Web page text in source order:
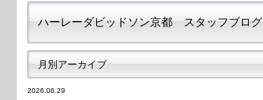
ハーレーダビッドソン京都 スタッフブログ
月別アーカイブ
2026.06.29